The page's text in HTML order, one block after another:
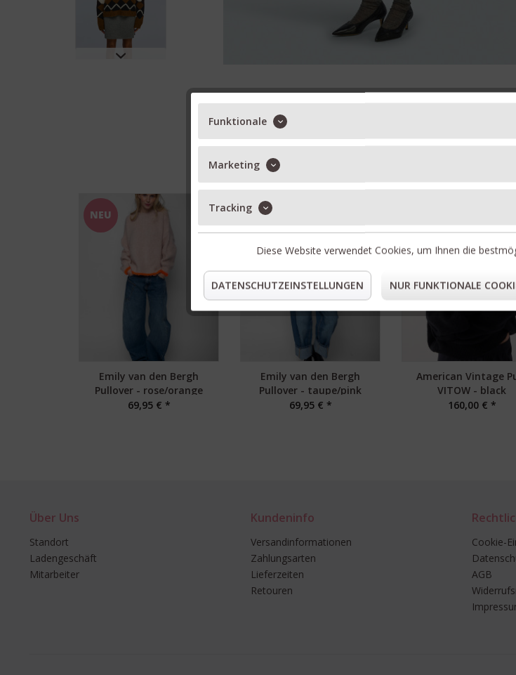
NEU
Emily van den Bergh
Pullover - rose/orange
69,95 € *
NEU
Emily van den Bergh
Pullover - taupe/pink
69,95 € *
American Vintage
VITOW - black
160,00 € *
Über Uns
Standort
Ladengeschäft
Mitarbeiter
Kundeninfo
Versandinformationen
Zahlungsarten
Lieferzeiten
Retouren
Cookie-
AGB
Funktionale
Marketing
Tracking
Diese Website verwendet Cookies, um Ihnen die
DATENSCHUTZEINSTELLUNGEN NUR FUNKTIONALE